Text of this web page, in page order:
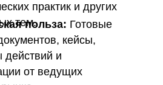
практик и других
тем.польза: Готовые
кейсы,
действий и
от ведущих